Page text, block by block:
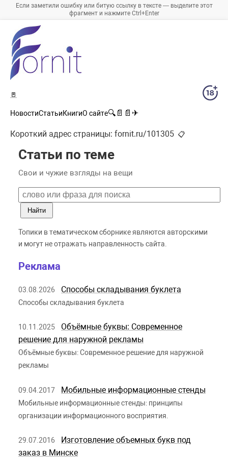
Если заметили ошибку или битую ссылку в тексте — выделите этот
фрагмент и нажмите Ctrl+Enter
🚪
НовостиСтатьиКнигиО сайте🔍 📄 📄 ✈
Короткий адрес страницы: fornit.ru/101305 📋
Статьи по теме
Свои и чужие взгляды на вещи
Найти
Топики в тематическом сборнике являются авторскими
и могут не отражать направленность сайта.
Реклама
03.08.2026 Способы складывания буклета
Способы складывания буклета
10.11.2025
Объёмные буквы: Современное
решение для наружной рекламы
Объёмные буквы: Современное решение для наружной
рекламы
09.04.2017 Мобильные информационные стенды
Мобильные информационные стенды: принципы
организации информационного восприятия.
29.07.2016
Изготовление объемных букв под
заказ в Минске